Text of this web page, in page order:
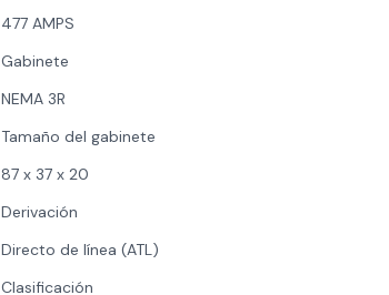
477 AMPS
Gabinete
NEMA 3R
Tamaño del gabinete
87 x 37 x 20
Derivación
Directo de línea (ATL)
Clasificación